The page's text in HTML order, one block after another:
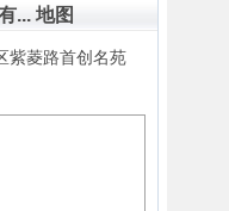
... 地图
紫菱路首创名苑